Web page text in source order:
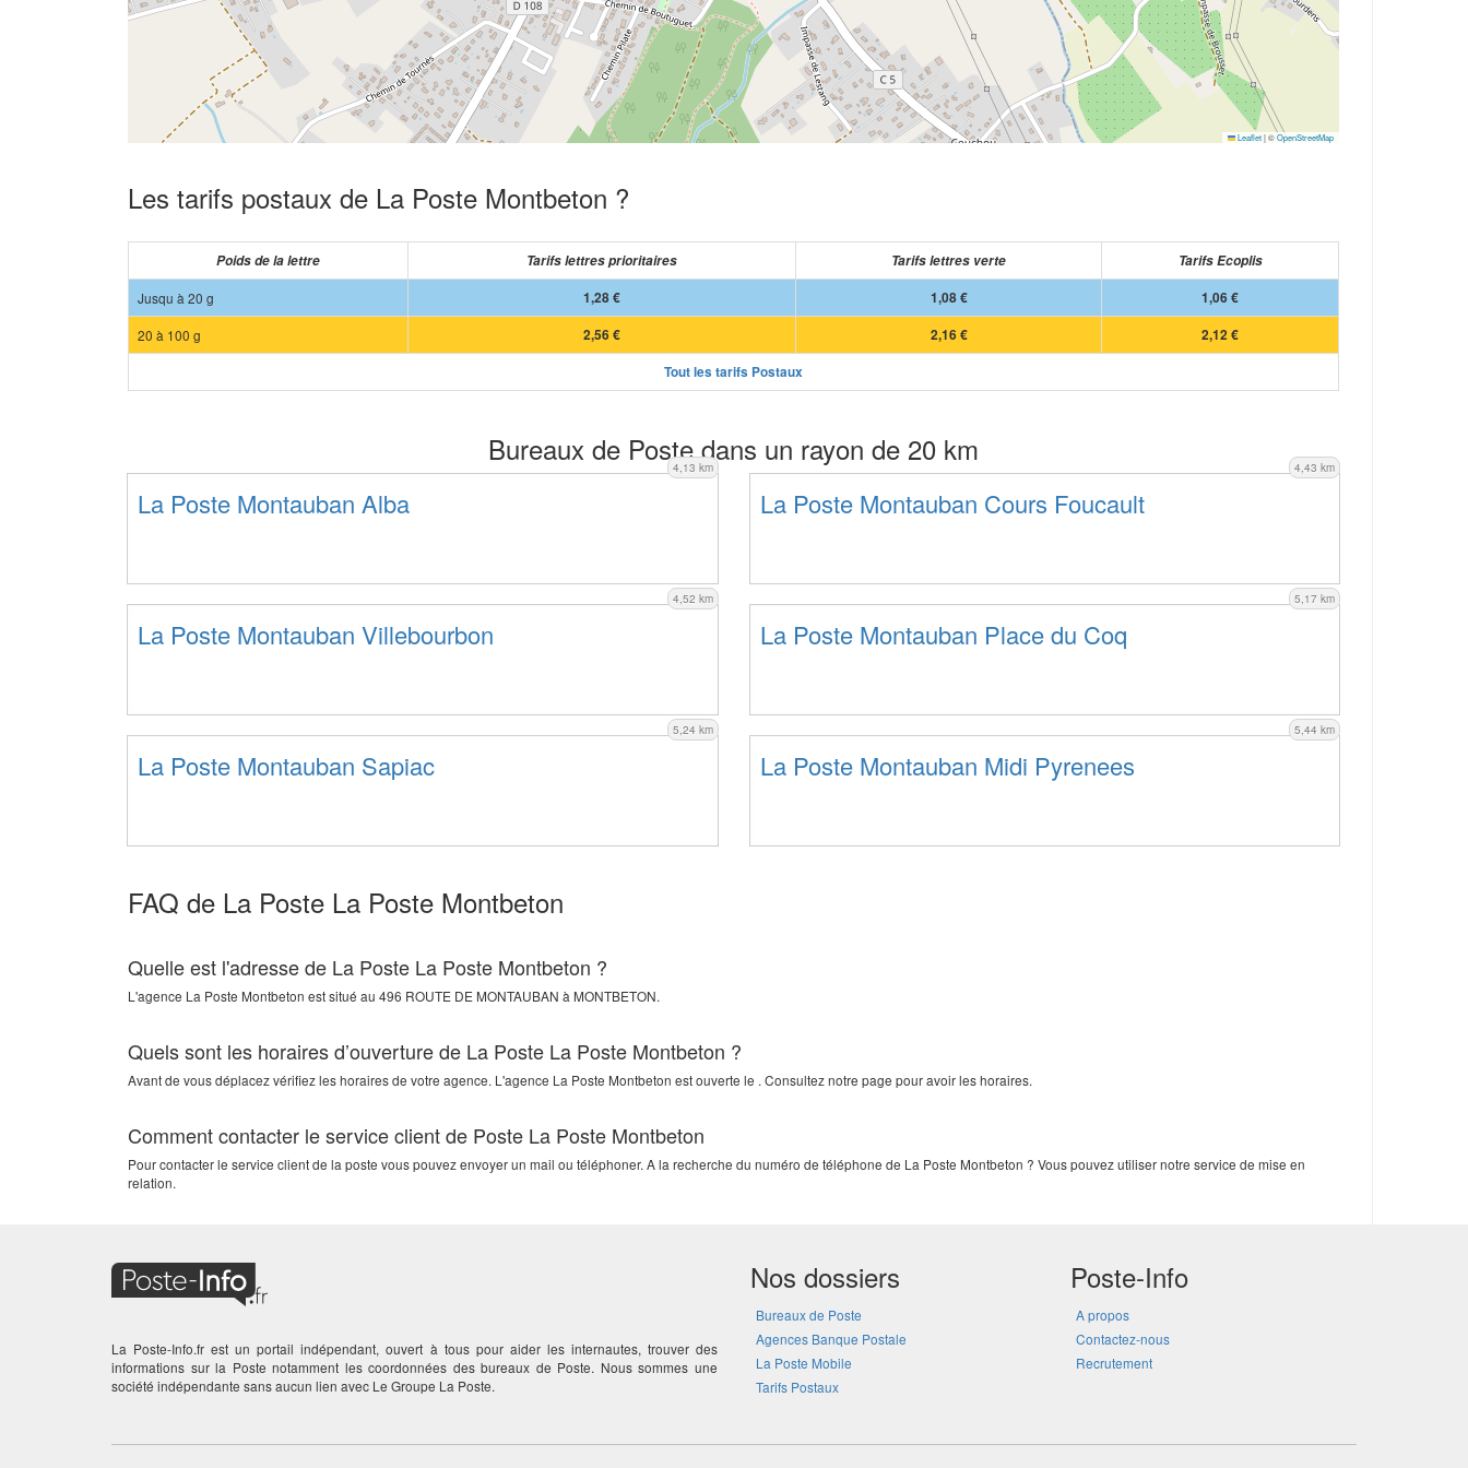
Leaflet|©OpenStreetMap
Les tarifs postaux de La Poste Montbeton ?
Poids de la lettre Tarifs lettres prioritaires Tarifs lettres verte
Tarifs Ecoplis
Jusqu à 20 g
1,28 € 1,08 €
1,06 €
20 à 100 g
2,56 € 2,16 €
2,12 €
Tout les tarifs Postaux
Bureaux de Poste dans un rayon de 20 km
4,13 km
La Poste Montauban Alba
4,43 km
La Poste Montauban Cours Foucault
4,52 km
La Poste Montauban Villebourbon
5,17 km
La Poste Montauban Place du Coq
5,24 km
La Poste Montauban Sapiac
5,44 km
La Poste Montauban Midi Pyrenees
FAQ de La Poste La Poste Montbeton
Quelle est l'adresse de La Poste La Poste Montbeton ?
L'agence La Poste Montbeton est situé au 496 ROUTE DE MONTAUBAN à MONTBETON.
Quels sont les horaires d’ouverture de La Poste La Poste Montbeton ?
Avant de vous déplacez vérifiez les horaires de votre agence. L'agence La Poste Montbeton est ouverte le . Consultez notre page pour avoir les horaires.
Comment contacter le service client de Poste La Poste Montbeton
Pour contacter le service client de la poste vous pouvez envoyer un mail ou téléphoner. A la recherche du numéro de téléphone de La Poste Montbeton ? Vous pouvez utiliser notre service de mise en
relation.
La Poste-Info.fr est un portail indépendant, ouvert à tous pour aider les internautes, trouver des
informations sur la Poste notamment les coordonnées des bureaux de Poste. Nous sommes une
société indépendante sans aucun lien avec Le Groupe La Poste.
Nos dossiers
Bureaux de Poste
Agences Banque Postale
La Poste Mobile
Tarifs Postaux
Poste-Info
A propos
Contactez-nous
Recrutement